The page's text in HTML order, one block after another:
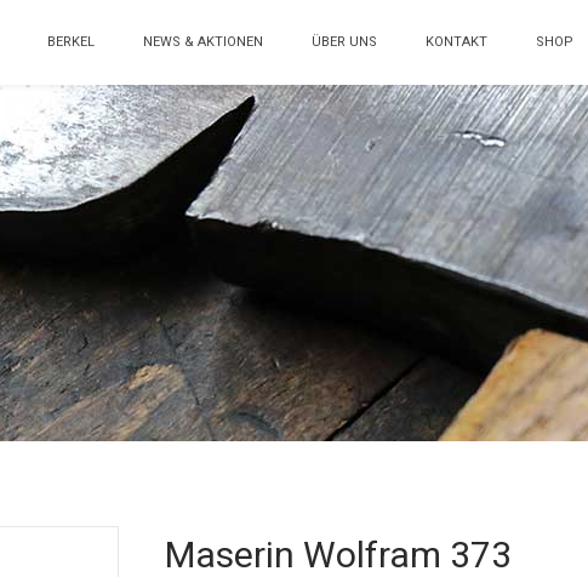
BERKEL NEWS & AKTIONEN ÜBER UNS KONTAKT SHOP
Maserin Wolfram 373